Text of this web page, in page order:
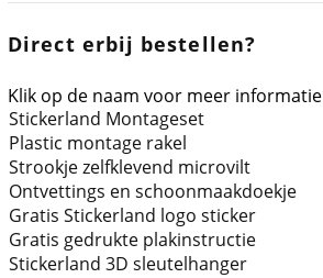
Direct erbij bestellen?
Klik op de naam voor meer informatie
Stickerland Montageset
Plastic montage rakel
Strookje zelfklevend microvilt
Ontvettings en schoonmaakdoekje
Gratis Stickerland logo sticker
Gratis gedrukte plakinstructie
Stickerland 3D sleutelhanger